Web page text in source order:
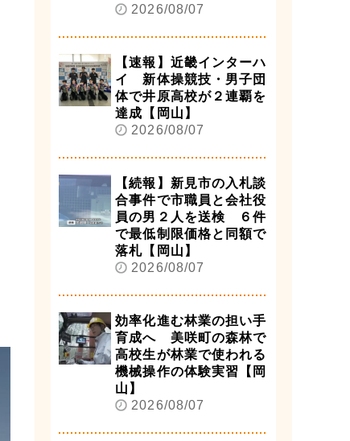
2026/08/07
【速報】近畿インターハ
イ 新体操競技・男子団
体で井原高校が２連覇を
達成【岡山】
2026/08/07
【続報】新見市の入札談
合事件で市職員と会社役
員の男２人を送検 ６件
で最低制限価格と同額で
落札【岡山】
2026/08/07
効率化進む林業の担い手
育成へ 美咲町の森林で
高校生が林業で使われる
機械操作の体験実習【岡
山】
2026/08/07